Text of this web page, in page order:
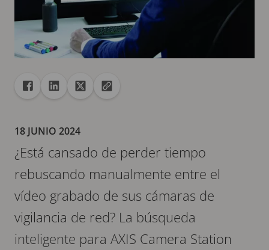
Recurso compartido
Compartir en Facebook
Compartir en Linkedin
Compartir en X
Copiar la url en el portapapeles
18 JUNIO 2024
¿Está cansado de perder tiempo
rebuscando manualmente entre el
vídeo grabado de sus cámaras de
vigilancia de red? La búsqueda
inteligente para AXIS Camera Station